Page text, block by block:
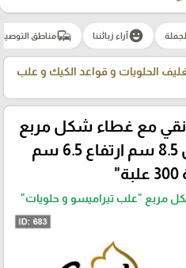
emoji_emotionsآراء زبائننا commuteمناطق
الحلويات و قواعد الكيك و علب
مع غطاء شكل مربع
طول 8.5 سم و عرض 8.5 سم ارتفاع 6.5 سم
مربع "علب تيراميسو و حلويات"